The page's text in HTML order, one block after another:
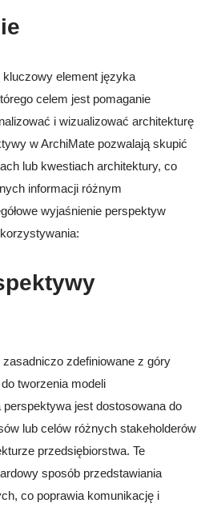
element języka
celem jest pomaganie
i wizualizować architekturę
w ArchiMate pozwalają skupić
lub kwestiach architektury, co
informacji różnym
wyjaśnienie perspektyw
zdefiniowane z góry
tworzenia modeli
jest dostosowana do
lub celów różnych stakeholderów
przedsiębiorstwa. Te
sposób przedstawiania
co poprawia komunikację i